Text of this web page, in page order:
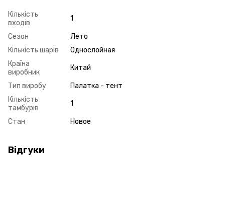
Кількість
входів
1
Сезон
Лето
Кількість шарів
Однослойная
Країна
виробник
Китай
Тип виробу
Палатка - тент
Кількість
тамбурів
1
Стан Новое
Відгуки